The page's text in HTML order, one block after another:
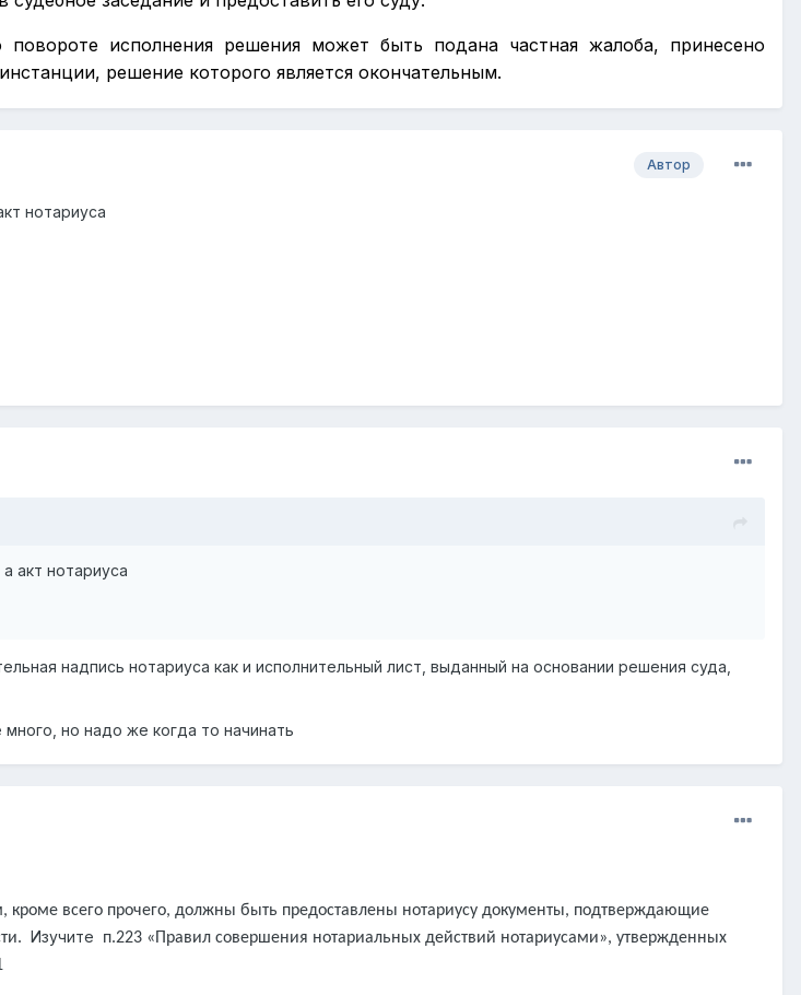
исполнения решения может быть подана частная жалоба, принесено
решение которого является окончательным.
Автор
нотариуса
акт нотариуса
надпись нотариуса как и исполнительный лист, выданный на основании решения суда,
много, но надо же когда то начинать
всего прочего, должны быть предоставлены нотариусу документы, подтверждающие
Изучите
п.223 «Правил совершения нотариальных действий нотариусами», утвержденных